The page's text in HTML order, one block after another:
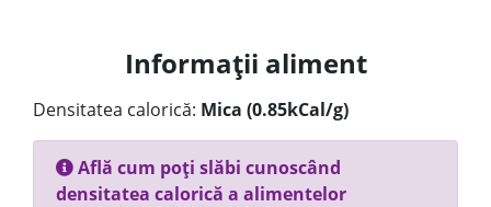
Informații aliment
Densitatea calorică: Mica (0.85kCal/g)
Află cum poți slăbi cunoscând
densitatea calorică a alimentelor